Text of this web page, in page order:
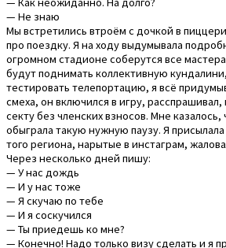
— Не знаю
Мы встретились втроём с дочкой в
про поездку. Я на ходу выдумывала
огромном стадионе соберутся все
будут поднимать коллективную
тестировать телепортацию, я всё
смеха, он включился в игру, расспрашивал,
секту без членских взносов. Мне казалось,
обыграла такую нужную паузу. Я
того региона, нарытые в инстаграм,
Через несколько дней пишу:
— У нас дождь
— И у нас тоже
— Я скучаю по тебе
— И я соскучился
— Ты приедешь ко мне?
— Конечно! Надо только визу сделать и я